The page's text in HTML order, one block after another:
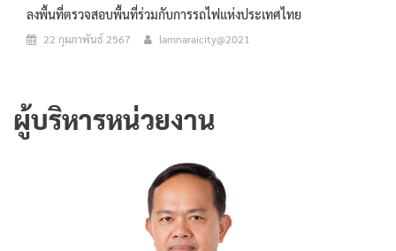
ลงพื้นที่ตรวจสอบพื้นที่ร่วมกับการรถไฟแห่งประเทศไทย
22 กุมภาพันธ์ 2567 lamnaraicity@2021
ผู้บริหารหน่วยงาน